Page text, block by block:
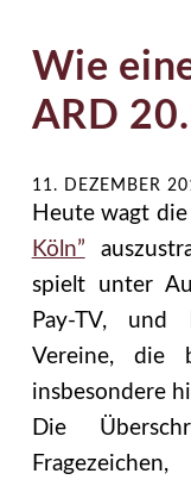
Wie
ARD
11. DEZEMBER
Heute wagt
Köln”
spielt unter
Pay-TV, und
Vereine, die
insbesondere
Die